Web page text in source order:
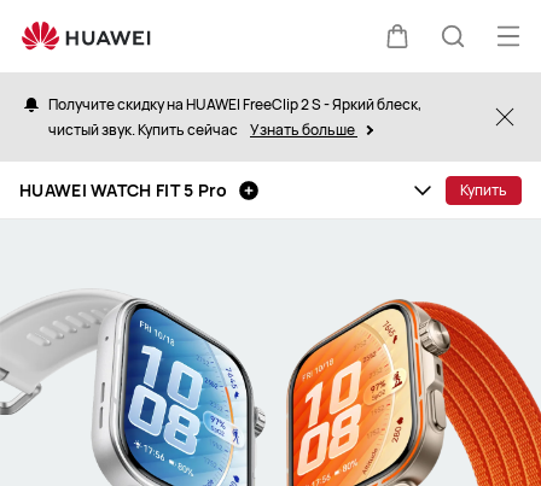
WATCH
FIT
Щупальца
Поиск
сайту
Получите скидку на HUAWEI FreeClip 2 S - Яркий блеск,
чистый звук. Купить сейчас Узнать больше
HUAWEI WATCH FIT 5 Pro Купить